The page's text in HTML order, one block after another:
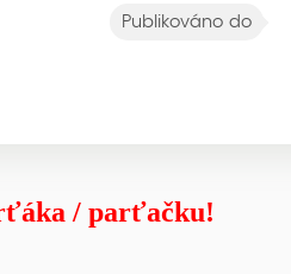
Publikováno do
/ parťačku!